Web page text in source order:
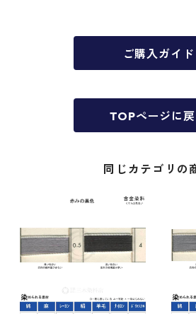
ご購入ガイド
TOPページに戻
同じカテゴリの